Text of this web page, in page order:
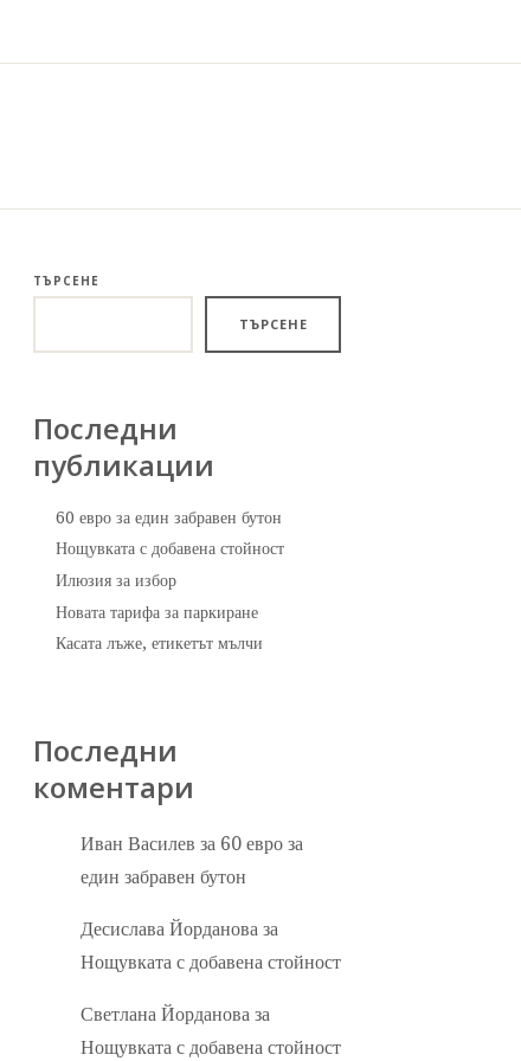
ТЪРСЕНЕ
ТЪРСЕНЕ
Последни
публикации
60 евро за един забравен бутон
Нощувката с добавена стойност
Илюзия за избор
Новата тарифа за паркиране
Касата лъже, етикетът мълчи
Последни
коментари
Иван Василев за 60 евро за
един забравен бутон
Десислава Йорданова за
Нощувката с добавена стойност
Светлана Йорданова за
Нощувката с добавена стойност